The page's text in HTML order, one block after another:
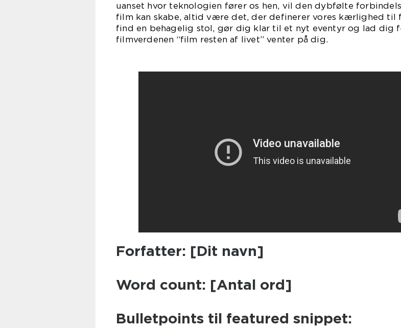
uanset hvor teknologien fører os hen, vil den dybfølte
film kan skabe, altid være det, der definerer vores kærlighed til
find en behagelig stol, gør dig klar til et nyt eventyr og lad dig
filmverdenen “film resten af livet” venter på dig.
Forfatter: [Dit navn]
Word count: [Antal ord]
Bulletpoints til featured snippet: